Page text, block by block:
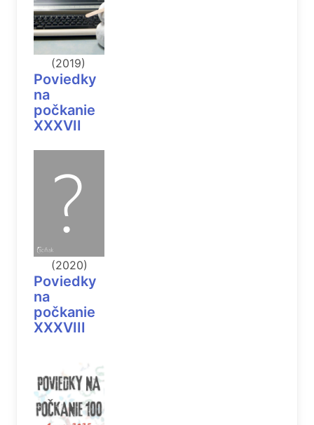
(2019)
Poviedky
na
počkanie
XXXVII
(2020)
Poviedky
na
počkanie
XXXVIII